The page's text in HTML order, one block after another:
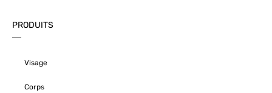
PRODUITS
Visage
Corps